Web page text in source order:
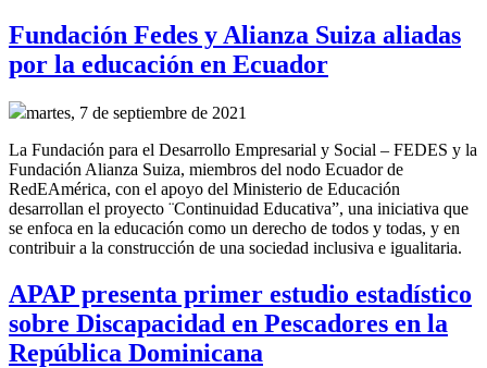
Fundación Fedes y Alianza Suiza aliadas
por la educación en Ecuador
martes, 7 de septiembre de 2021
La Fundación para el Desarrollo Empresarial y Social – FEDES y la
Fundación Alianza Suiza, miembros del nodo Ecuador de
RedEAmérica, con el apoyo del Ministerio de Educación
desarrollan el proyecto ¨Continuidad Educativa”, una iniciativa que
se enfoca en la educación como un derecho de todos y todas, y en
contribuir a la construcción de una sociedad inclusiva e igualitaria.
APAP presenta primer estudio estadístico
sobre Discapacidad en Pescadores en la
República Dominicana